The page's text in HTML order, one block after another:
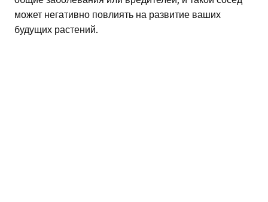
может негативно повлиять на развитие ваших
будущих растений.